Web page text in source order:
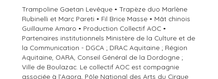
Trampoline Gaetan Levêque • Trapèze duo Marlène
Rubinelli et Marc Pareti • Fil Brice Masse • Mât chinois
Guillaume Amaro • Production Collectif AOC •
Partenaires institutionnels Ministère de la Culture et de
la Communication - DGCA ; DRAC Aquitaine ; Région
Aquitaine, OARA, Conseil Général de la Dordogne ;
Ville de Boulazac. Le collectif AOC est compagnie
associée à l’Agora, Pôle National des Arts du Cirque